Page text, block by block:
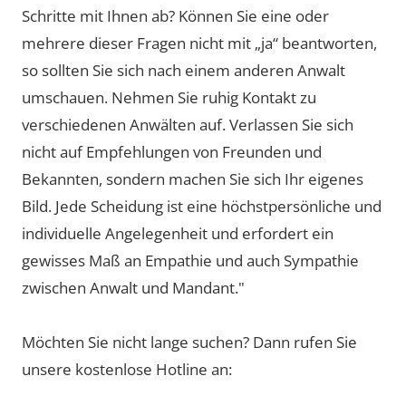
Schritte mit Ihnen ab? Können Sie eine oder
mehrere dieser Fragen nicht mit „ja“ beantworten,
so sollten Sie sich nach einem anderen Anwalt
umschauen. Nehmen Sie ruhig Kontakt zu
verschiedenen Anwälten auf. Verlassen Sie sich
nicht auf Empfehlungen von Freunden und
Bekannten, sondern machen Sie sich Ihr eigenes
Bild. Jede Scheidung ist eine höchstpersönliche und
individuelle Angelegenheit und erfordert ein
gewisses Maß an Empathie und auch Sympathie
zwischen Anwalt und Mandant."
Möchten Sie nicht lange suchen? Dann rufen Sie
unsere kostenlose Hotline an: